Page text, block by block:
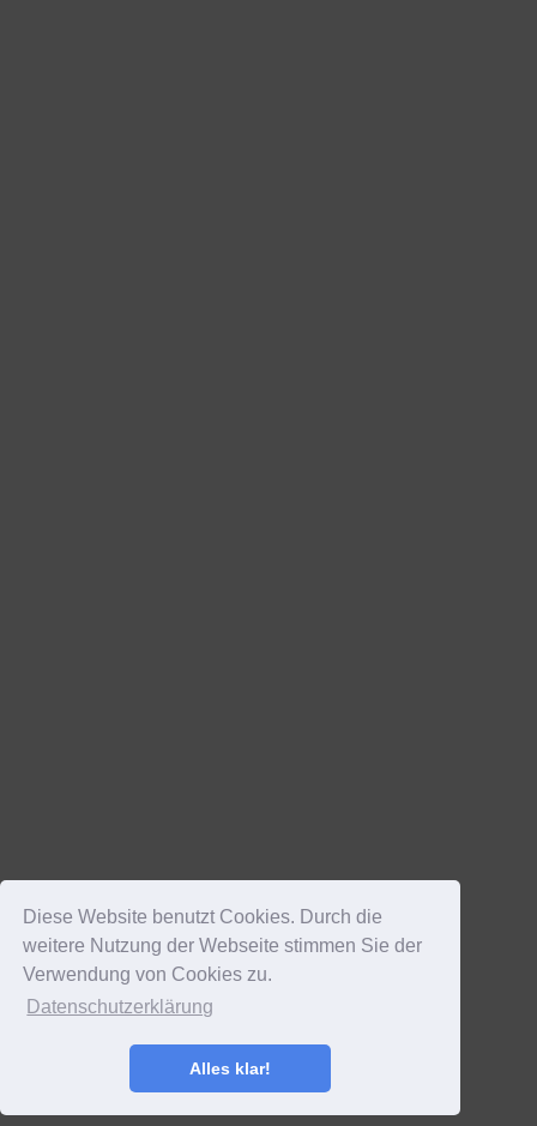
Diese Website benutzt Cookies. Durch die
weitere Nutzung der Webseite stimmen Sie der
Verwendung von Cookies zu.
Datenschutzerklärung
Alles klar!